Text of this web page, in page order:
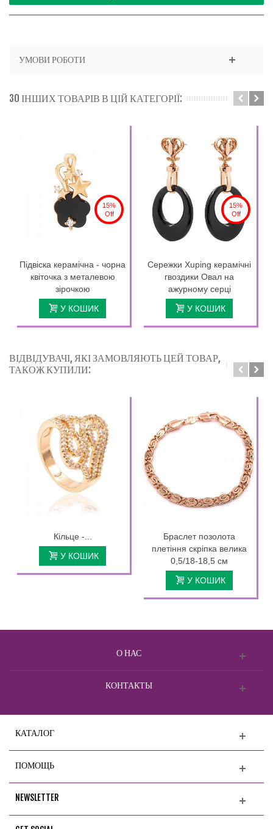
УМОВИ РОБОТИ
30 ІНШИХ ТОВАРІВ В ЦІЙ КАТЕГОРІЇ:
15%
Off
Підвіска керамічна - чорна
квіточка з металевою
зірочкою
У КОШИК
15%
Off
Сережки Xuping керамічні
гвоздики Овал на
ажурному серці
У КОШИК
ВІДВІДУВАЧІ, ЯКІ ЗАМОВЛЯЮТЬ ЦЕЙ ТОВАР,
ТАКОЖ КУПИЛИ:
Кільце -...
У КОШИК
Браслет позолота
плетіння скріпка велика
0,5/18-18,5 см
У КОШИК
О НАС
КОНТАКТЫ
КАТАЛОГ
ПОМОЩЬ
NEWSLETTER